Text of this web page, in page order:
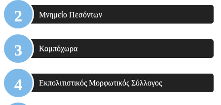
Μνημείο Πεσόντων
Καμπόχωρα
Εκπολιτιστικός Μορφωτικός Σύλλογος